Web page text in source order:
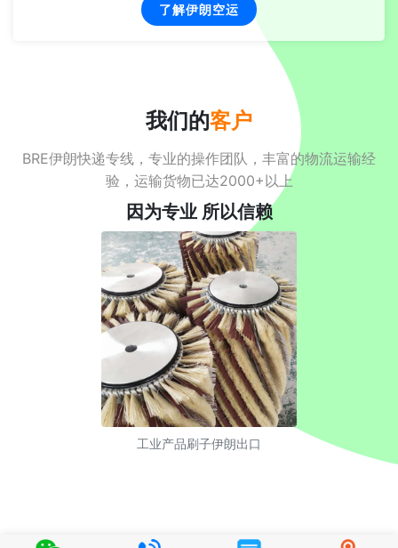
了解伊朗空运
我们的客户
BRE伊朗快递专线，专业的操作团队，丰富的物流运输经
验，运输货物已达2000+以上
因为专业 所以信赖
工业产品刷子伊朗出口